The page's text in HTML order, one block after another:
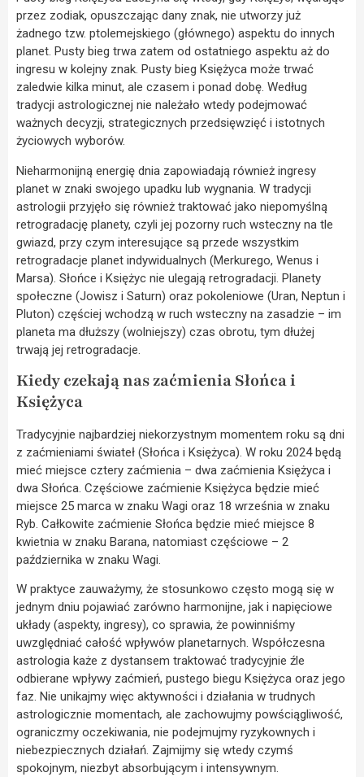
przez zodiak, opuszczając dany znak, nie utworzy już
żadnego tzw. ptolemejskiego (głównego) aspektu do innych
planet. Pusty bieg trwa zatem od ostatniego aspektu aż do
ingresu w kolejny znak. Pusty bieg Księżyca może trwać
zaledwie kilka minut, ale czasem i ponad dobę. Według
tradycji astrologicznej nie należało wtedy podejmować
ważnych decyzji, strategicznych przedsięwzięć i istotnych
życiowych wyborów.
Nieharmonijną energię dnia zapowiadają również ingresy
planet w znaki swojego upadku lub wygnania. W tradycji
astrologii przyjęło się również traktować jako niepomyślną
retrogradację planety, czyli jej pozorny ruch wsteczny na tle
gwiazd, przy czym interesujące są przede wszystkim
retrogradacje planet indywidualnych (Merkurego, Wenus i
Marsa). Słońce i Księżyc nie ulegają retrogradacji. Planety
społeczne (Jowisz i Saturn) oraz pokoleniowe (Uran, Neptun i
Pluton) częściej wchodzą w ruch wsteczny na zasadzie – im
planeta ma dłuższy (wolniejszy) czas obrotu, tym dłużej
trwają jej retrogradacje.
Kiedy czekają nas zaćmienia Słońca i
Księżyca
Tradycyjnie najbardziej niekorzystnym momentem roku są dni
z zaćmieniami świateł (Słońca i Księżyca). W roku 2024 będą
mieć miejsce cztery zaćmienia – dwa zaćmienia Księżyca i
dwa Słońca. Częściowe zaćmienie Księżyca będzie mieć
miejsce 25 marca w znaku Wagi oraz 18 września w znaku
Ryb. Całkowite zaćmienie Słońca będzie mieć miejsce 8
kwietnia w znaku Barana, natomiast częściowe – 2
października w znaku Wagi.
W praktyce zauważymy, że stosunkowo często mogą się w
jednym dniu pojawiać zarówno harmonijne, jak i napięciowe
układy (aspekty, ingresy), co sprawia, że powinniśmy
uwzględniać całość wpływów planetarnych. Współczesna
astrologia każe z dystansem traktować tradycyjnie źle
odbierane wpływy zaćmień, pustego biegu Księżyca oraz jego
faz. Nie unikajmy więc aktywności i działania w trudnych
astrologicznie momentach, ale zachowujmy powściągliwość,
ograniczmy oczekiwania, nie podejmujmy ryzykownych i
niebezpiecznych działań. Zajmijmy się wtedy czymś
spokojnym, niezbyt absorbującym i intensywnym.